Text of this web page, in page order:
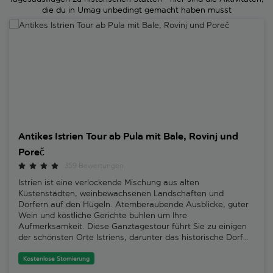
die du in Umag unbedingt gemacht haben musst
Antikes Istrien Tour ab Pula mit Bale, Rovinj und Poreč
Antikes Istrien Tour ab Pula mit Bale, Rovinj und
Poreč
Istrien ist eine verlockende Mischung aus alten
Küstenstädten, weinbewachsenen Landschaften und
Dörfern auf den Hügeln. Atemberaubende Ausblicke, guter
Wein und köstliche Gerichte buhlen um Ihre
Aufmerksamkeit. Diese Ganztagestour führt Sie zu einigen
der schönsten Orte Istriens, darunter das historische Dorf
genießen Sie in einem Restaurant in Grzini ein traditionelles
Kostenlose Stornierung